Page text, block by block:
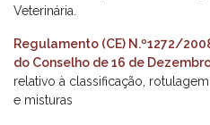
Veterinária.
Regulamento (CE) N.º1272/
do Conselho de 16 de
relativo à classificação,
e misturas